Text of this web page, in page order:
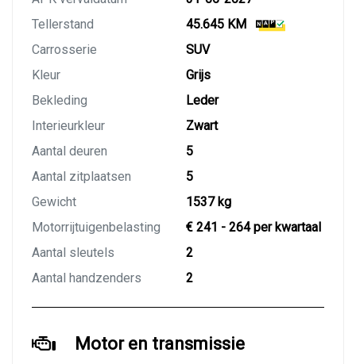
Tellerstand
45.645 KM
Carrosserie
SUV
Kleur
Grijs
Bekleding
Leder
Interieurkleur
Zwart
Aantal deuren
5
Aantal zitplaatsen
5
Gewicht
1537 kg
Motorrijtuigenbelasting
€ 241 - 264 per kwartaal
Aantal sleutels
2
Aantal handzenders
2
Motor en transmissie